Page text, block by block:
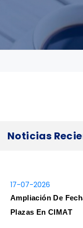
Noticias
17-07-2026
Ampliación De
Plazas En CIMAT